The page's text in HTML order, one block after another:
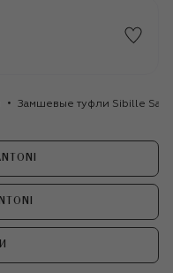
Замшевые туфли Sibille